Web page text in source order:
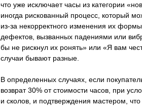
что уже исключает часы из категории
иногда рискованный процесс, который
из-за некорректного изменения их
дефектов, вызванных падениями или
бы не рискнул их ронять» или «Я вам
случаи бывают разные.
В определенных случаях, если
возврат 30% от стоимости часов, при
и сколов, и подтверждения мастером,